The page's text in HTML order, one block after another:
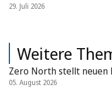
29. Juli 2026
Weitere
Zero North stellt
05. August 2026